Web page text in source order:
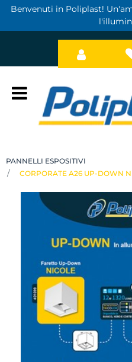
Benvenuti in Poliplast!
PANNELLI ESPOSITIVI
CORPORATE A26 UP-DOWN